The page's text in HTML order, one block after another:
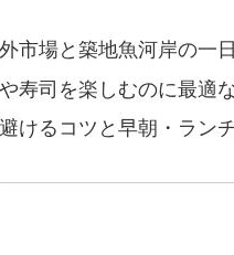
市場と築地魚河岸の一
寿司を楽しむのに最適
けるコツと早朝・ラン